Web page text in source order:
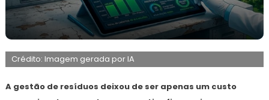
julho
2026
Redação
Crédito: Imagem gerada por IA
A gestão de resíduos deixou de ser apenas um custo